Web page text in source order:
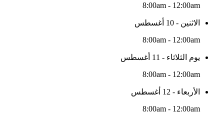
8:00am - 12:00am
الاثنين - 10 أغسطس
8:00am - 12:00am
يوم الثلاثاء - 11 أغسطس
8:00am - 12:00am
الأربعاء - 12 أغسطس
8:00am - 12:00am